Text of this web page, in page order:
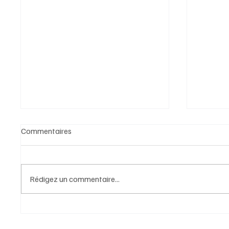
Commentaires
Rédigez un commentaire...